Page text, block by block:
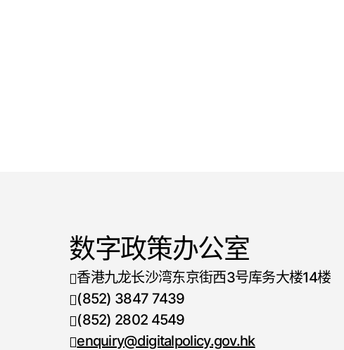
数字政策办公室
香港九龙长沙湾东京街西3号库务大楼14楼
电话号码
(852) 3847 7439
传真号码
(852) 2802 4549
enquiry@digitalpolicy.gov.hk